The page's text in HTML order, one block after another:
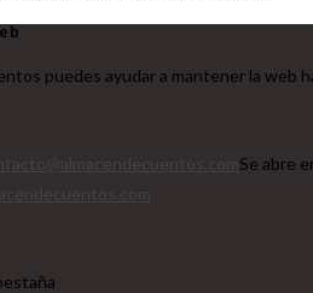
puedes ayudar a mantener la web
Se abre